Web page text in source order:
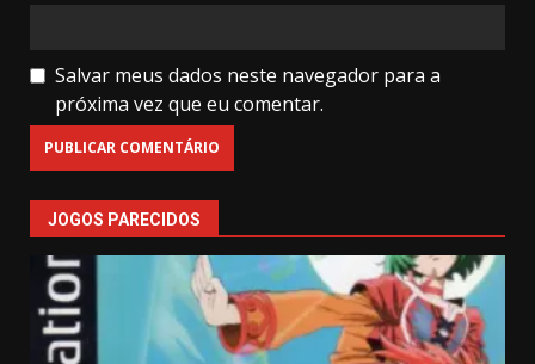
Salvar meus dados neste navegador para a
próxima vez que eu comentar.
JOGOS PARECIDOS